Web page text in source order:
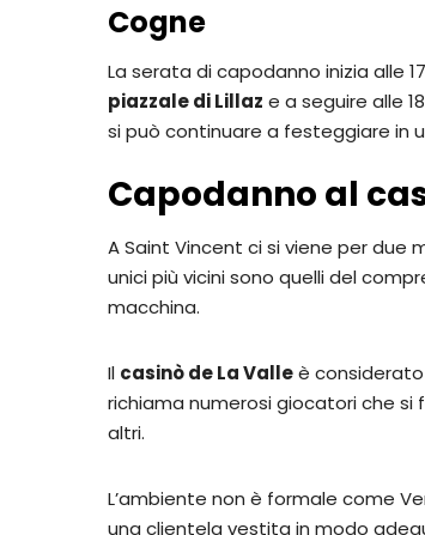
Cogne
La serata di capodanno inizia alle
piazzale di Lillaz e a seguire alle
si può continuare a festeggiare in
Capodanno al
A Saint Vincent ci si viene per due
unici più vicini sono quelli del
macchina.
Il casinò de La Valleè considerato
richiama numerosi giocatori che si
altri.
L’ambiente non è formale come
una clientela vestita in modo